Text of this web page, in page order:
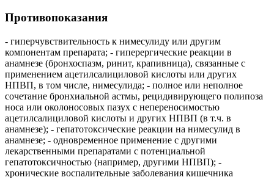
Противопоказания
- гиперчувствительность к нимесулиду или другим
компонентам препарата; - гиперергические реакции в
анамнезе (бронхоспазм, ринит, крапивница), связанные с
применением ацетилсалициловой кислоты или других
НПВП, в том числе, нимесулида; - полное или неполное
сочетание бронхиальной астмы, рецидивирующего полипоза
носа или околоносовых пазух с непереносимостью
ацетилсалициловой кислоты и других НПВП (в т.ч. в
анамнезе); - гепатотоксические реакции на нимесулид в
анамнезе; - одновременное применение с другими
лекарственными препаратами с потенциальной
гепатотоксичностью (например, другими НПВП); -
хронические воспалительные заболевания кишечника